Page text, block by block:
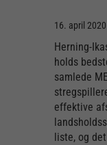
16. april 2020
Herning-
holds
samlede
effektive
liste, og